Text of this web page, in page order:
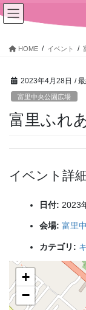
コ
ン
ナ
ビ
HOME イベント
2023年4月28日 /
富里中央公園広場
富里ふれ
イベント詳
日付: 2023
会場: 富里
カテゴリ:
+
−